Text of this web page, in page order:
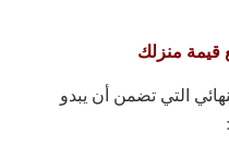
التي تضمن أن يبدو